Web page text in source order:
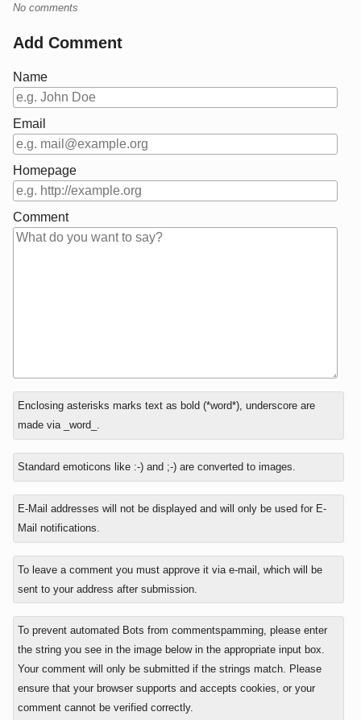
No comments
Add Comment
Name
Email
Homepage
Comment
In
reply
to
Enclosing asterisks marks text as bold (*word*), underscore are
made via _word_.
Standard emoticons like :-) and ;-) are converted to images.
E-Mail addresses will not be displayed and will only be used for E-
Mail notifications.
To leave a comment you must approve it via e-mail, which will be
sent to your address after submission.
To prevent automated Bots from commentspamming, please enter
the string you see in the image below in the appropriate input box.
Your comment will only be submitted if the strings match. Please
ensure that your browser supports and accepts cookies, or your
comment cannot be verified correctly.